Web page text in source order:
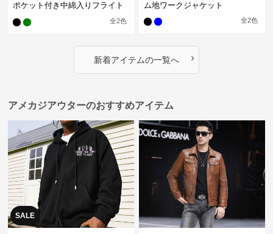
ポケット付き中綿入りフライト
全2色
ム地ワークジャケット
全2色
新着アイテムの一覧へ ›
アメカジアウターのおすすめアイテム
SALE